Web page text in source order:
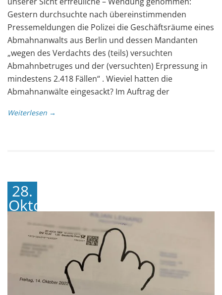
Gestern durchsuchte nach übereinstimmenden
Pressemeldungen die Polizei die Geschäftsräume eines
Abmahnanwalts aus Berlin und dessen Mandanten
„wegen des Verdachts des (teils) versuchten
Abmahnbetruges und der (versuchten) Erpressung in
mindestens 2.418 Fällen“ . Wieviel hatten die
Abmahnanwälte eingesackt? Im Auftrag der
Weiterlesen →
28.
Oktober
2022